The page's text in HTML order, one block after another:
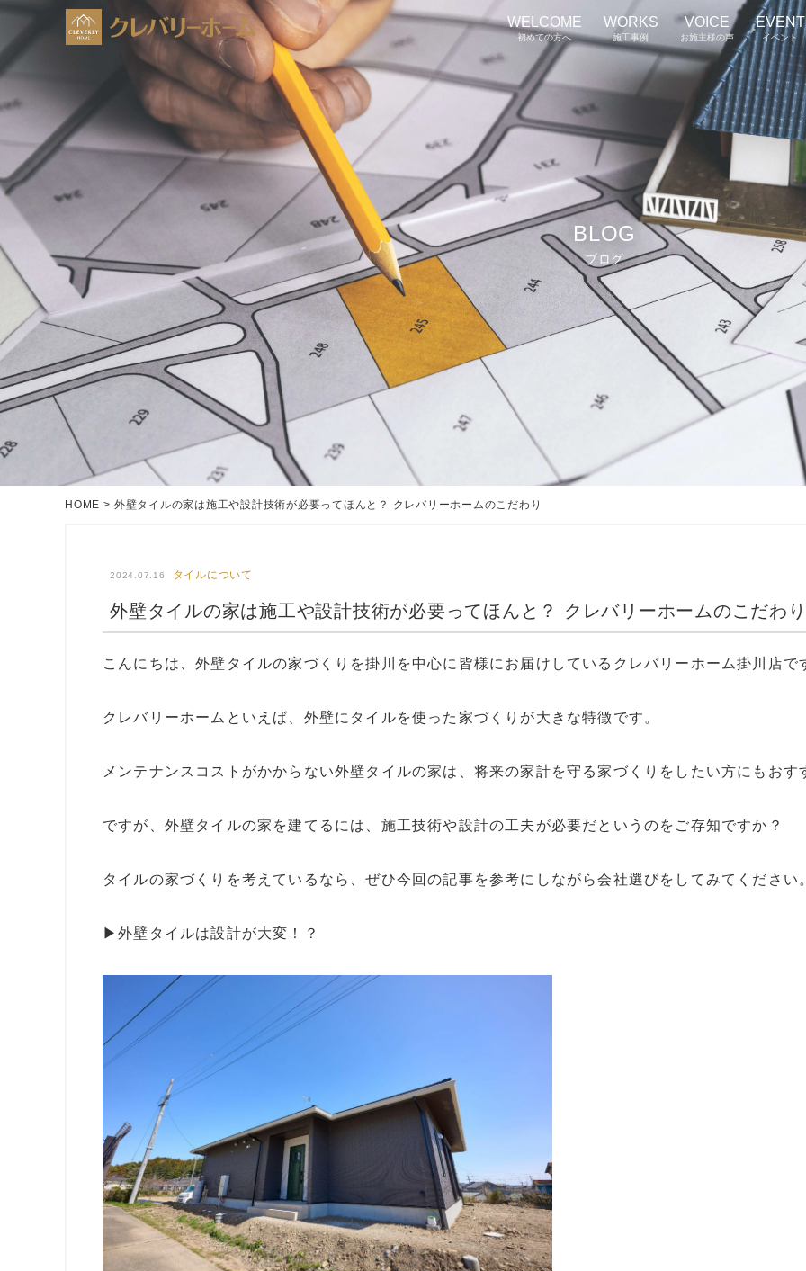
WELCOME
初めての方へ
WORKS
施工事例
VOICE
お施主様の声
EVENT
イベント
BLOG
ブログ
HOME > 外壁タイルの家は施工や設計技術が必要ってほんと？ クレバリーホームのこだわり
外壁タイルの家は施工や設計技術が必要ってほんと？ クレバリーホームのこだわり
2024.07.16 タイルについて
こんにちは、外壁タイルの家づくりを掛川を中心に皆様にお届けしているクレバリーホーム掛川店で
クレバリーホームといえば、外壁にタイルを使った家づくりが大きな特徴です。
メンテナンスコストがかからない外壁タイルの家は、将来の家計を守る家づくりをしたい方にもおす
ですが、外壁タイルの家を建てるには、施工技術や設計の工夫が必要だというのをご存知ですか？
タイルの家づくりを考えているなら、ぜひ今回の記事を参考にしながら会社選びをしてみてください
▶︎外壁タイルは設計が大変！？